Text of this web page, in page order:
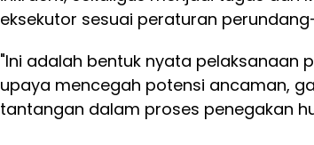
eksekutor sesuai peraturan
"Ini adalah bentuk nyata pelaksanaan
upaya mencegah potensi ancaman,
tantangan dalam proses penegakan